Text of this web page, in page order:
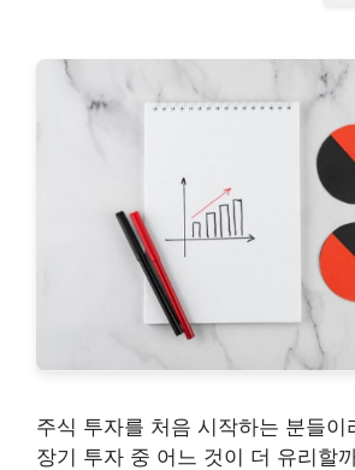
주식 투자를 처음 시작하는 분들이
장기 투자 중 어느 것이 더 유리할